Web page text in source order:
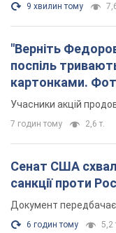
9 хвилин тому
"Верніть
поспіль
картонками.
Учасники акцій
7 годин тому 2,6 т.
Сенат США
санкції проти
Документ передбачає
6 годин тому 5,2